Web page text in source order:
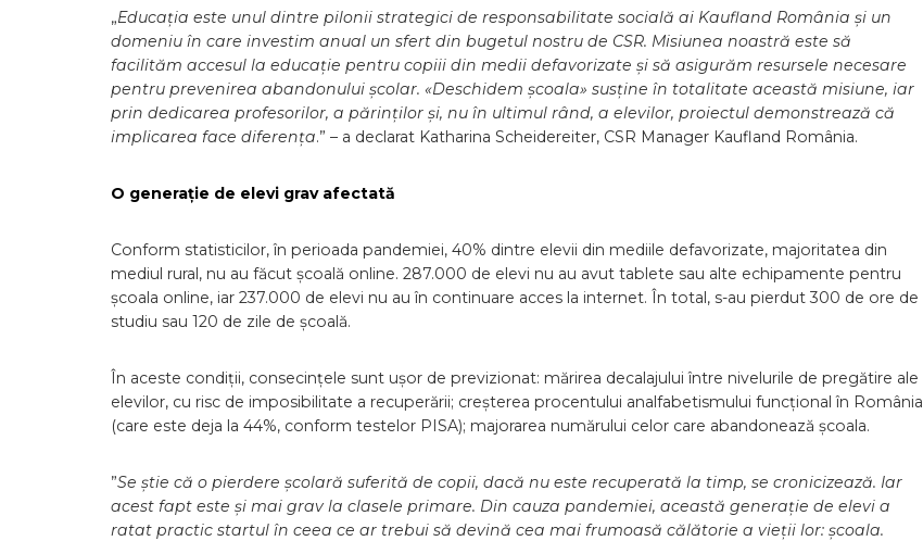
„Educația este unul dintre pilonii strategici de responsabilitate socială ai Kaufland România și un
domeniu în care investim anual un sfert din bugetul nostru de CSR. Misiunea noastră este să
facilităm accesul la educație pentru copiii din medii defavorizate și să asigurăm resursele necesare
pentru prevenirea abandonului școlar. «Deschidem școala» susține în totalitate această misiune, iar
prin dedicarea profesorilor, a părinților și, nu în ultimul rând, a elevilor, proiectul demonstrează că
implicarea face diferența.” – a declarat Katharina Scheidereiter, CSR Manager Kaufland România.
O generație de elevi grav afectată
Conform statisticilor, în perioada pandemiei, 40% dintre elevii din mediile defavorizate, majoritatea din
mediul rural, nu au făcut școală online. 287.000 de elevi nu au avut tablete sau alte echipamente pentru
școala online, iar 237.000 de elevi nu au în continuare acces la internet. În total, s-au pierdut 300 de ore de
studiu sau 120 de zile de școală.
În aceste condiții, consecințele sunt ușor de previzionat: mărirea decalajului între nivelurile de pregătire ale
elevilor, cu risc de imposibilitate a recuperării; creșterea procentului analfabetismului funcțional în România
(care este deja la 44%, conform testelor PISA); majorarea numărului celor care abandonează școala.
”Se știe că o pierdere școlară suferită de copii, dacă nu este recuperată la timp, se cronicizează. Iar
acest fapt este și mai grav la clasele primare. Din cauza pandemiei, această generație de elevi a
ratat practic startul în ceea ce ar trebui să devină cea mai frumoasă călătorie a vieții lor: școala.